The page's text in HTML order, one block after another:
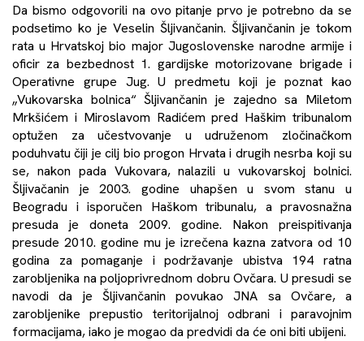
Da bismo odgovorili na ovo pitanje prvo je potrebno da se
podsetimo ko je Veselin Šljivančanin. Šljivančanin je tokom
rata u Hrvatskoj bio major Jugoslovenske narodne armije i
oficir za bezbednost 1. gardijske motorizovane brigade i
Operativne grupe Jug. U predmetu koji je poznat kao
„Vukovarska bolnica“ Šljivančanin je zajedno sa Miletom
Mrkšićem i Miroslavom Radićem pred Haškim tribunalom
optužen za učestvovanje u udruženom zločinačkom
poduhvatu čiji je cilj bio progon Hrvata i drugih nesrba koji su
se, nakon pada Vukovara, nalazili u vukovarskoj bolnici.
Šljivačanin je 2003. godine uhapšen u svom stanu u
Beogradu i isporučen Haškom tribunalu, a pravosnažna
presuda je doneta 2009. godine. Nakon preispitivanja
presude 2010. godine mu je izrečena kazna zatvora od 10
godina za pomaganje i podržavanje ubistva 194 ratna
zarobljenika na poljoprivrednom dobru Ovčara. U presudi se
navodi da je Šljivančanin povukao JNA sa Ovčare, a
zarobljenike prepustio teritorijalnoj odbrani i paravojnim
formacijama, iako je mogao da predvidi da će oni biti ubijeni.